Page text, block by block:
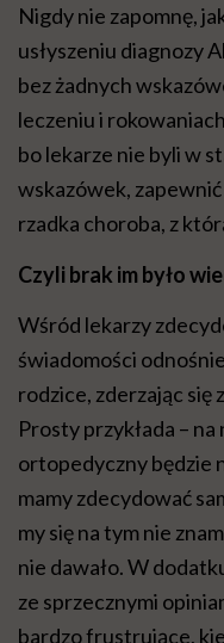
Nigdy nie zapomnę,
usłyszeniu diagnozy
bez żadnych
leczeniu i
bo lekarze nie byli w
wskazówek,
rzadka choroba, z
Czyli brak im było
Wśród lekarzy
świadomości
rodzice, zderzając się
Prosty przykłada –
ortopedyczny będzie
mamy zdecydować
my się na tym nie
nie dawało. W
ze sprzecznymi
bardzo frustrujące,